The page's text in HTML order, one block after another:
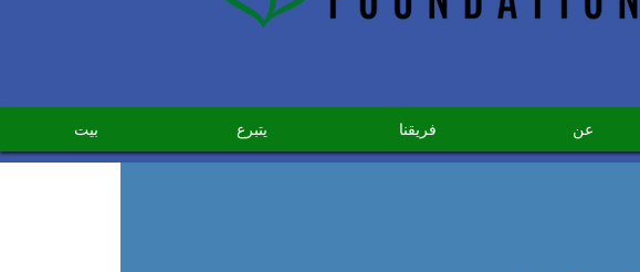
بيت يتبرع فريقنا عن